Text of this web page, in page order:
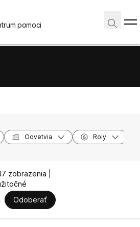
pomoci
Odvetvia Roly
zobrazenia |
Odoberať